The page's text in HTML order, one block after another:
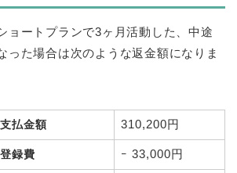
ョートプランで3ヶ月活動した、中途
った場合は次のような返金額になりま
払金額 310,200円
録費 ｰ 33,000円